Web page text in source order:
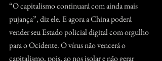
“O capitalismo continuará com ainda mais
pujança”, diz ele. E agora a China poderá
vender seu Estado policial digital com orgulho
para o Ocidente. O vírus não vencerá o
capitalismo, pois, ao nos isolar e não gerar